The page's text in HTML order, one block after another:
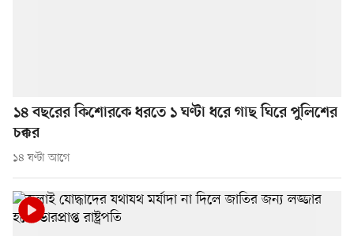
১৪ বছরের কিশোরকে ধরতে ১ ঘণ্টা ধরে গাছ ঘিরে পুলিশের
চক্কর
১৪ ঘণ্টা আগে